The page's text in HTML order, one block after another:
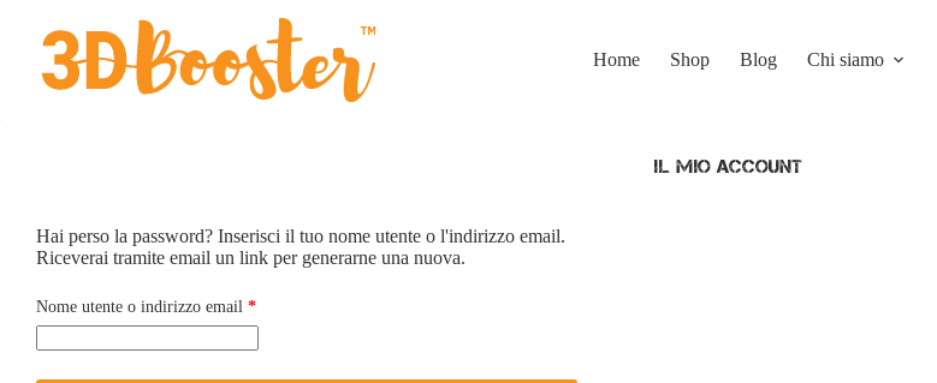
contenuto
Home Shop Blog Chi siamo
Il mio account
Hai perso la password? Inserisci il tuo nome utente o l'indirizzo email.
Riceverai tramite email un link per generarne una nuova.
Nome utente o indirizzo email *Richiesto